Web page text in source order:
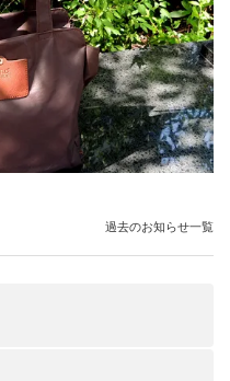
過去のお知らせ一覧